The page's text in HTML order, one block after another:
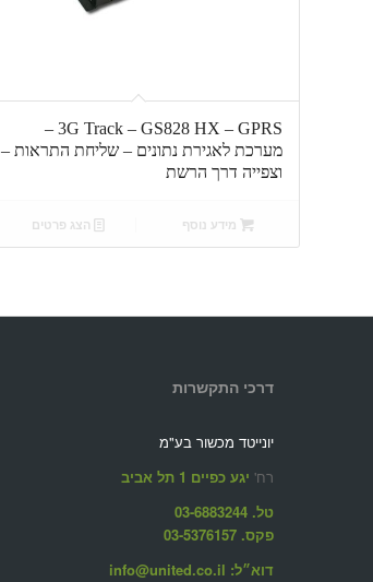
3G Track – GS828 HX – GPRS –
מערכת לאגירת נתונים – שליחת התראות –
וצפייה דרך הרשת
מידע נוסף הצג פרטים
דרכי התקשרות
יונייטד מכשור בע"מ
רח' יגע כפיים 1 תל אביב
טל. 03-6883244
פקס. 03-5376157
דוא״ל: info@united.co.il